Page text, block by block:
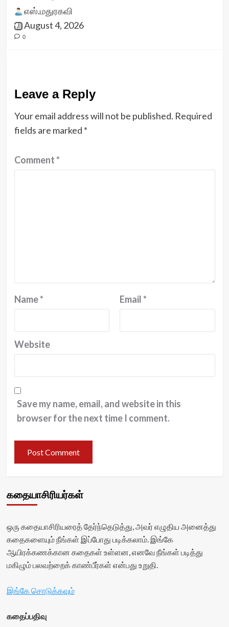
எஸ்.மதுரகவி
August 4, 2026
0
Leave a Reply
Your email address will not be published. Required
fields are marked *
Comment*
Name* Email*
Website
Save my name, email, and website in this
browser for the next time I comment.
கதையாசிரியர்கள்
ஒரு கதையாசிரியரைத் தேர்ந்தெடுத்து, அவர் எழுதிய அனைத்து
கதைகளையும் நீங்கள் இப்போது படிக்கலாம். இங்கே
ஆயிரக்கணக்கான கதைகள் உள்ளன, எனவே நீங்கள் படித்து
மகிழும் பலவற்றைக் காண்பீர்கள் என்பது உறுதி.
இங்கே சொடுக்கவும்
கதைப்பதிவு